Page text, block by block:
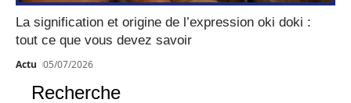
La signification et origine de l’expression oki doki :
tout ce que vous devez savoir
Actu 05/07/2026
Recherche